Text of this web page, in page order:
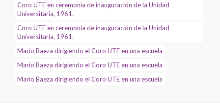
Coro UTE en ceremonia de inauguración de la Unidad
Universitaria, 1961.
Coro UTE en ceremonia de inauguración de la Unidad
Universitaria, 1961.
Mario Baeza dirigiendo el Coro UTE en una escuela
Mario Baeza dirigiendo el Coro UTE en una escuela
Mario Baeza dirigiendo el Coro UTE en una escuela